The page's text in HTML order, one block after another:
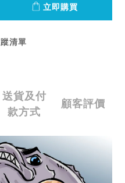
立即購買
清單
送貨及付
款方式
顧客評價